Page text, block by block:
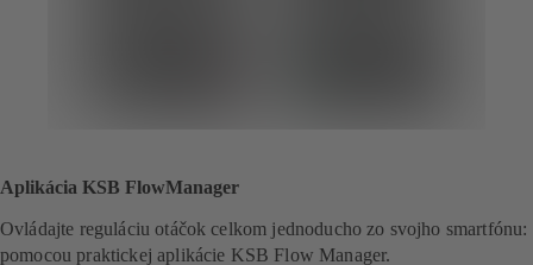
Aplikácia KSB FlowManager
Ovládajte reguláciu otáčok celkom jednoducho zo svojho smartfónu:
pomocou praktickej aplikácie KSB Flow Manager.